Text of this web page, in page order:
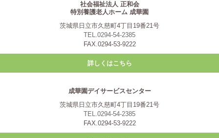
社会福祉法人 正和会
特別養護老人ホーム 成華園
茨城県日立市久慈町4丁目19番21号
TEL.0294-54-2385
FAX.0294-53-9222
詳しくはこちら
成華園デイサービスセンター
茨城県日立市久慈町4丁目19番21号
TEL.0294-54-2385
FAX.0294-53-9222